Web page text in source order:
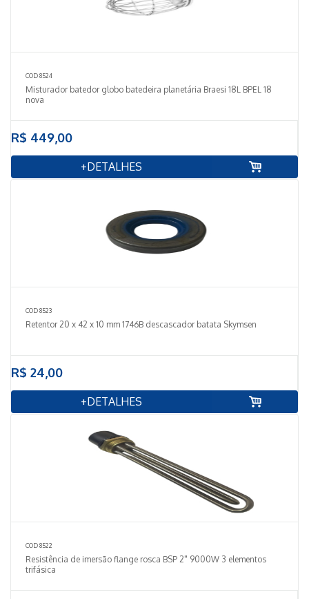
COD 8524
Misturador batedor globo batedeira planetária Braesi 18L BPEL 18
nova
R$ 449,00
+DETALHES
COD 8523
Retentor 20 x 42 x 10 mm 1746B descascador batata Skymsen
R$ 24,00
+DETALHES
COD 8522
Resistência de imersão flange rosca BSP 2" 9000W 3 elementos
trifásica